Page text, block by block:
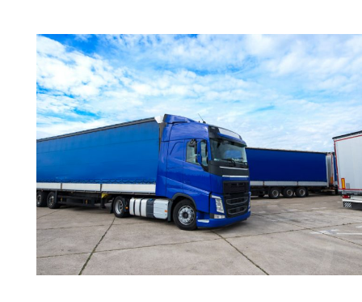
Transporte
de
Carga
y
Mercancía